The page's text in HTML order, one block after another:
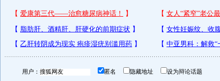
用户： 匿名 隐藏地址 设为辩论话题